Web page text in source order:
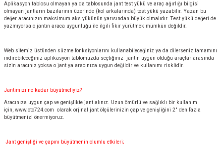
Aplikasyon tablosu olmayan ya da tablosunda jant test yükü ve araç ağırlığı bilgisi
olmayan jantların bazılarının üzerinde (kol arkalarında) test yükü yazabilir. Yazan bu
değer aracınızın maksimum aks yükünün yarısından büyük olmalıdır. Test yükü değeri de
yazmıyorsa o jantın araca uygunluğu ile ilgili fikir yürütmek mümkün değildir.
Web sitemiz üstünden süzme fonksiyonlarını kullanabileceğiniz ya da dilerseniz tamamını
indirebileceğiniz aplikasyon tablomuzda seçtiğiniz jantın uygun olduğu araçlar arasında
sizin aracınız yoksa o jant ya aracınıza uygun değildir ve kullanımı risklidir.
Jantımızı ne kadar büyütmeliyiz?
Aracınıza uygun çap ve genişlikte jant alınız. Uzun ömürlü ve sağlıklı bir kullanım
için, www.oto724.com olarak orjinal jant ölçülerinizin çap ve genişliğini 2" den fazla
büyütmenizi önermiyoruz.
Jant genişliği ve çapını büyütmenin olumlu etkileri;